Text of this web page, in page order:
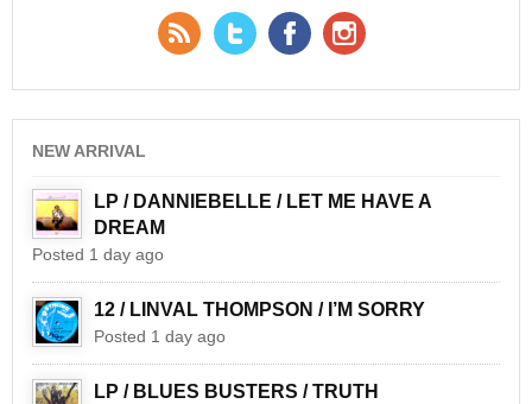
RSS Feed
Twitter Facebook
NEW ARRIVAL
LP / DANNIEBELLE / LET ME HAVE A
DREAM
Posted 1 day ago
12 / LINVAL THOMPSON / I’M SORRY
Posted 1 day ago
LP / BLUES BUSTERS / TRUTH